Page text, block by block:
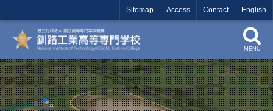
Sitemap Access Contact English
MENU